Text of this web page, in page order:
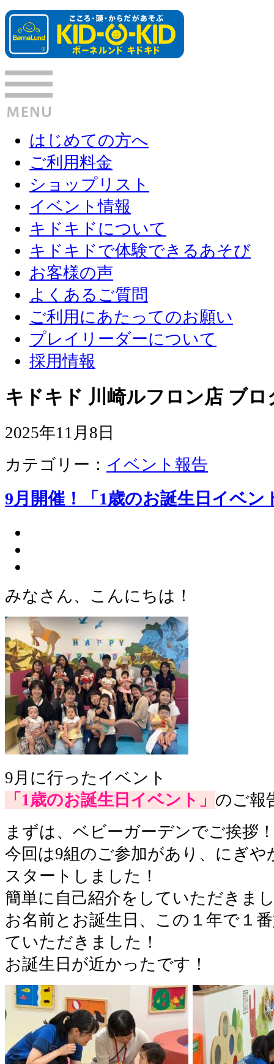
はじめての方へ
ご利用料金
ショップリスト
イベント情報
キドキドについて
キドキドで体験できるあそび
お客様の声
よくあるご質問
ご利用にあたってのお願い
プレイリーダーについて
採用情報
キドキド 川崎ルフロン店 ブロ
2025年11月8日
カテゴリー： イベント報告
9月開催！「1歳のお誕生日イベン
みなさん、こんにちは！
9月に行ったイベント
「1歳のお誕生日イベント」 のご報
まずは、ベビーガーデンでご挨拶
今回は9組のご参加があり、にぎ
スタートしました！
簡単に自己紹介をしていただきま
お名前とお誕生日、この１年で１
ていただきました！
お誕生日が近かったです！